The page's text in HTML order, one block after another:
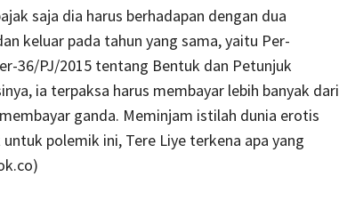
saja dia harus berhadapan dengan dua
keluar pada tahun yang sama, yaitu Per-
36/PJ/2015 tentang Bentuk dan Petunjuk
ia terpaksa harus membayar lebih banyak dari
ganda. Meminjam istilah dunia erotis
polemik ini, Tere Liye terkena apa yang